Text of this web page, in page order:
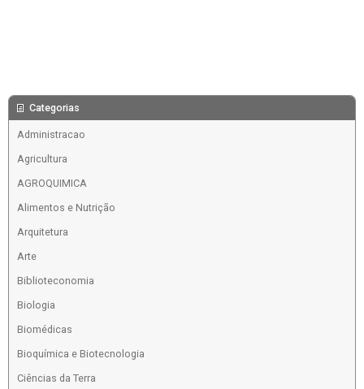
Categorias
Administracao
Agricultura
AGROQUIMICA
Alimentos e Nutrição
Arquitetura
Arte
Biblioteconomia
Biologia
Biomédicas
Bioquímica e Biotecnologia
Ciências da Terra